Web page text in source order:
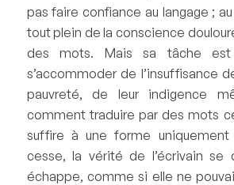
pas faire confiance au langage ;
tout plein de la conscience
des mots. Mais sa tâche
s’accommoder de l’insuffisance
pauvreté, de leur indigence
comment traduire par des mots
suffire à une forme uniquement
cesse, la vérité de l’écrivain se
échappe, comme si elle ne